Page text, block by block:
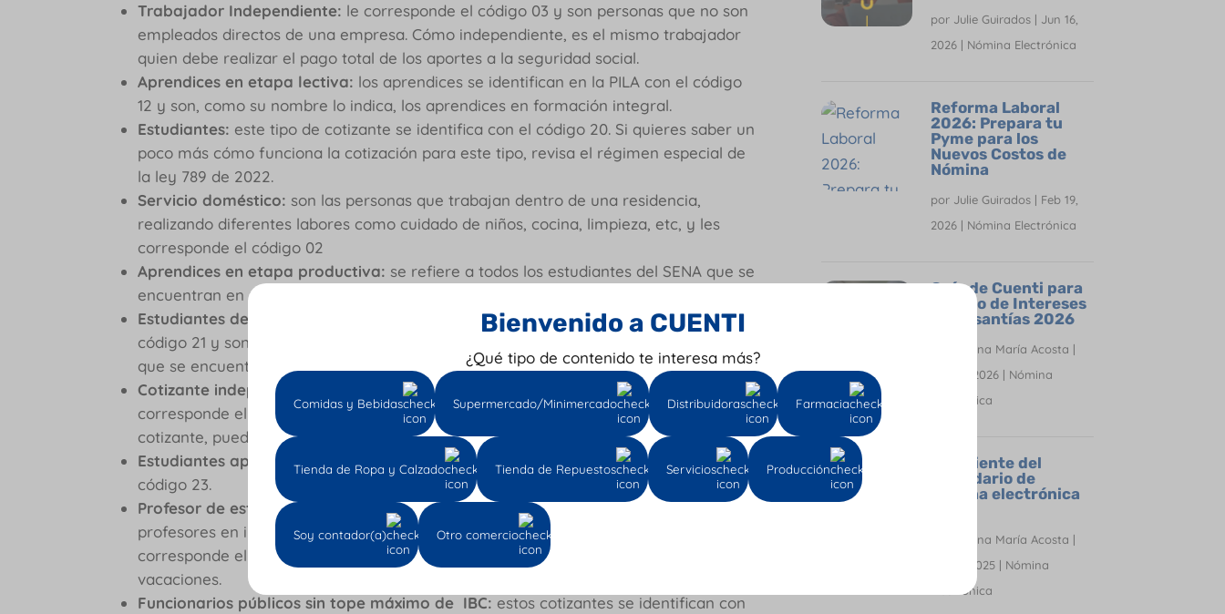
Trabajador Independiente: le corresponde el código 03 y son personas que no son
empleados directos de una empresa. Cómo independiente, es el mismo trabajador
quien debe realizar el pago total de los aportes a la seguridad social.
Aprendices en etapa lectiva: los aprendices se identifican en la PILA con el código
12 y son, como su nombre lo indica, los aprendices en formación integral.
Estudiantes: este tipo de cotizante se identifica con el código 20. Si quieres saber un
poco más cómo funciona la cotización para este tipo, revisa el régimen especial de
la ley 789 de 2022.
Servicio doméstico: son las personas que trabajan dentro de una residencia,
realizando diferentes labores como cuidado de niños, cocina, limpieza, etc, y les
corresponde el código 02
Aprendices en etapa productiva: se refiere a todos los estudiantes del SENA que se
encuentran en periodo de práctica. A estos cotizantes les corresponde el código 19.
Estudiantes de posgrado en salud:
a este tipo de estudiantes les corresponde el
código 21 y son, como su nombre lo indica, todos los estudiantes del área de la salud
que se encuentran en prácticas.
Cotizante independiente pago solo salud:
son cotizantes de bajos ingresos y les
corresponde el código 42. Si quieres saber más sobre cómo funciona este tipo de
cotizante, puedes mirar el artículo 2 de la ley 1250 de 2018.
Estudiantes aportes solo riesgos laborales:
estos cotizantes se identifican con el
código 23.
Profesor de establecimiento particular:son cotizantes que trabajan como
profesores en instituciones educativas de carácter privado. A este tipo le
corresponde el código 22 y aplica solo cuando los docentes entran en período de
vacaciones.
Funcionarios públicos sin tope máximo de IBC: estos cotizantes se identifican con
por Julie Guirados| Jun 16,
2026| Nómina Electrónica
Reforma Laboral
2026: Prepara tu
Pyme para los
Nuevos Costos de
Nómina
por Julie Guirados| Feb 19,
2026| Nómina Electrónica
Guía de Cuenti para
el Pago de Intereses
de Cesantías 2026
Oriana María Acosta |
Ene 27, 2026| Nómina
Electrónica
¡Pendiente del
calendario de
nómina electrónica
Oriana María Acosta |
Dic 21, 2025| Nómina
Electrónica
Bienvenido a CUENTI
¿Qué tipo de contenido te interesa más?
Comidas y Bebidas Supermercado/Minimercado Distribuidoras Farmacia
Tienda de Ropa y Calzado Tienda de Repuestos Servicios Producción
Soy contador(a) Otro comercio